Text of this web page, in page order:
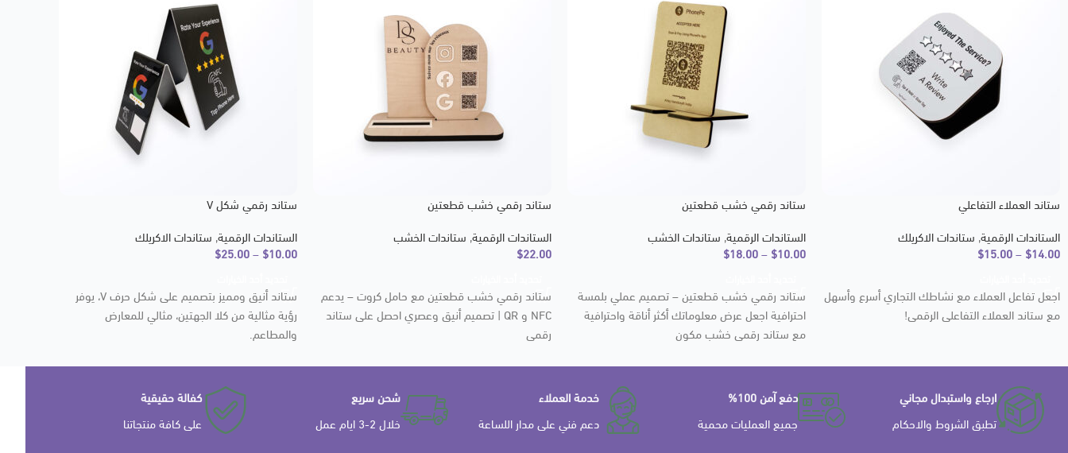
ستاند العملاء التفاعلي
الستاندات الرقمية, ستاندات الاكريلك
$14.00
–
$15.00
اجعل تفاعل العملاء مع نشاطك التجاري أسرع وأسهل
مع ستاند العملاء التفاعلي الرقمي!
ستاند رقمي خشب قطعتين
الستاندات الرقمية, ستاندات الخشب
$10.00
–
$18.00
ستاند رقمي خشب قطعتين – تصميم عملي بلمسة
احترافية اجعل عرض معلوماتك أكثر أناقة واحترافية
مع ستاند رقمي خشب مكون
ستاند رقمي خشب قطعتين
الستاندات الرقمية, ستاندات الخشب
$22.00
ستاند رقمي خشب قطعتين مع حامل كروت – يدعم
NFC و QR | تصميم أنيق وعصري احصل على ستاند
رقمي
ستاند رقمي شكل V
الستاندات الرقمية, ستاندات الاكريلك
$10.00
–
$25.00
ستاند أنيق ومميز بتصميم على شكل حرف V، يوفر
رؤية مثالية من كلا الجهتين، مثالي للمعارض
والمطاعم.
ارجاع واستبدال مجاني
تطبق الشروط والاحكام
دفع آمن 100%
جميع العمليات محمية
خدمة العملاء
دعم فني على مدار اللساعة
شحن سريع
خلال 2-3 ايام عمل
كفالة حقيقية
على كافة منتجاتنا